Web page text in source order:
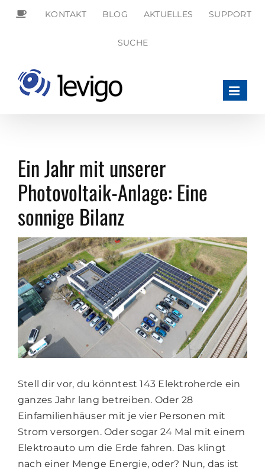
Zum
KONTAKT BLOG AKTUELLES SUPPORT
SUCHE
SEARCH
FOR:
Ein Jahr mit unserer
Photovoltaik-Anlage: Eine
sonnige Bilanz
Zeige
grösseres
Bild
Stell dir vor, du könntest 143 Elektroherde ein
ganzes Jahr lang betreiben. Oder 28
Einfamilienhäuser mit je vier Personen mit
Strom versorgen. Oder sogar 24 Mal mit einem
Elektroauto um die Erde fahren. Das klingt
nach einer Menge Energie, oder? Nun, das ist